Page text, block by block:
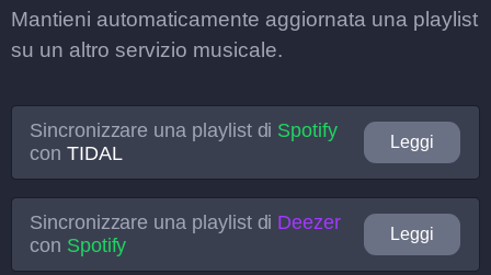
Mantieni automaticamente aggiornata una playlist
su un altro servizio musicale.
Sincronizzare una playlist di Spotify
con TIDAL
Leggi
Sincronizzare una playlist di Deezer
con Spotify
Leggi